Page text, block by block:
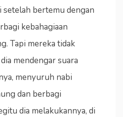
setelah bertemu dengan
kebahagiaan
Tapi mereka tidak
mendengar suara
menyuruh nabi
dan berbagi
dia melakukannya, di